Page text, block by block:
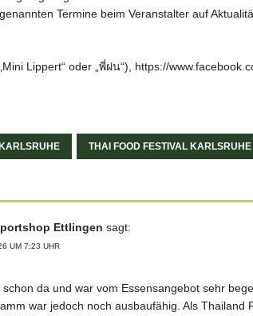
Termine beim Veranstalter auf
Lippert“ oder „พี่ฝน“), https://
THAI FOOD FESTIVAL KARLSRUHE
Ettlingen sagt:
UM 7:23 UHR
da und war vom Essensangebot sehr
war jedoch noch ausbaufähig. Als Thailand